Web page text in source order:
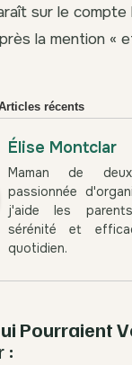
sur le compte
la mention «
récents
Élise Montclar
Maman de
passionnée
j'aide les
sérénité et
quotidien.
Pourraient
: